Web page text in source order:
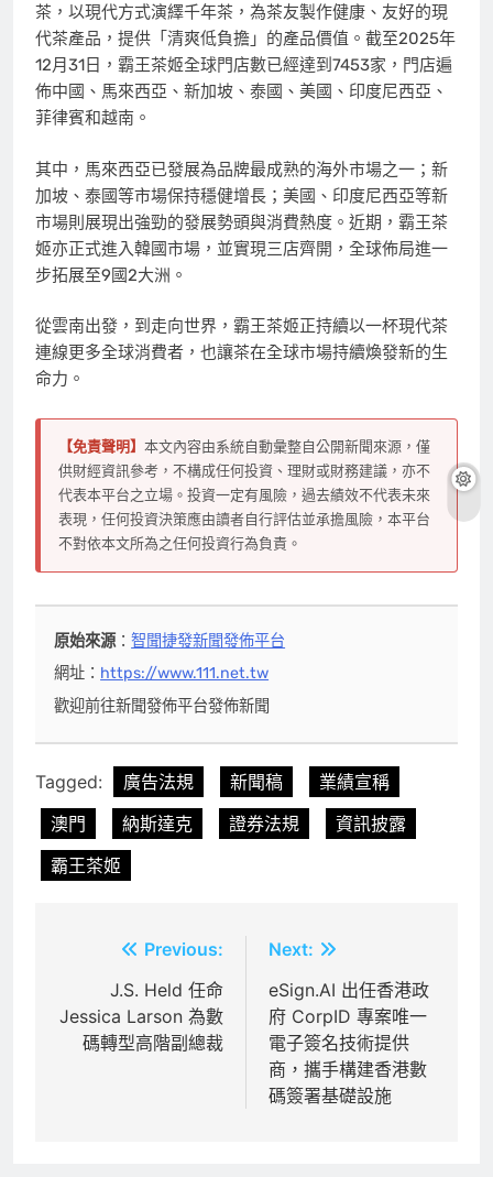
茶，以現代方式演繹千年茶，為茶友製作健康、友好的現
代茶產品，提供「清爽低負擔」的產品價值。截至2025年
12月31日，霸王茶姬全球門店數已經達到7453家，門店遍
佈中國、馬來西亞、新加坡、泰國、美國、印度尼西亞、
菲律賓和越南。
其中，馬來西亞已發展為品牌最成熟的海外市場之一；新
加坡、泰國等市場保持穩健增長；美國、印度尼西亞等新
市場則展現出強勁的發展勢頭與消費熱度。近期，霸王茶
姬亦正式進入韓國市場，並實現三店齊開，全球佈局進一
步拓展至9國2大洲。
從雲南出發，到走向世界，霸王茶姬正持續以一杯現代茶
連線更多全球消費者，也讓茶在全球市場持續煥發新的生
命力。
【免責聲明】 本文內容由系統自動彙整自公開新聞來源，僅
供財經資訊參考，不構成任何投資、理財或財務建議，亦不
代表本平台之立場。投資一定有風險，過去績效不代表未來
表現，任何投資決策應由讀者自行評估並承擔風險，本平台
不對依本文所為之任何投資行為負責。
原始來源：智聞捷發新聞發佈平台
網址： https://www.111.net.tw
歡迎前往新聞發佈平台發佈新聞
Tagged: 廣告法規 新聞稿
業績宣稱
澳門
納斯達克 證券法規
資訊披露
霸王茶姬
導
Previous:
J.S. Held 任命
Jessica Larson 為數
碼轉型高階副總裁
Next:
eSign.AI 出任香港政
府 CorpID 專案唯一
電子簽名技術提供
商，攜手構建香港數
碼簽署基礎設施